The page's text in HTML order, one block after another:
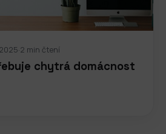
·2 min čtení
chytrá domácnost